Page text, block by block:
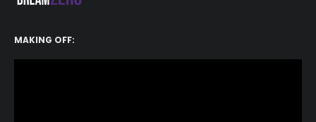
MAKING OFF: